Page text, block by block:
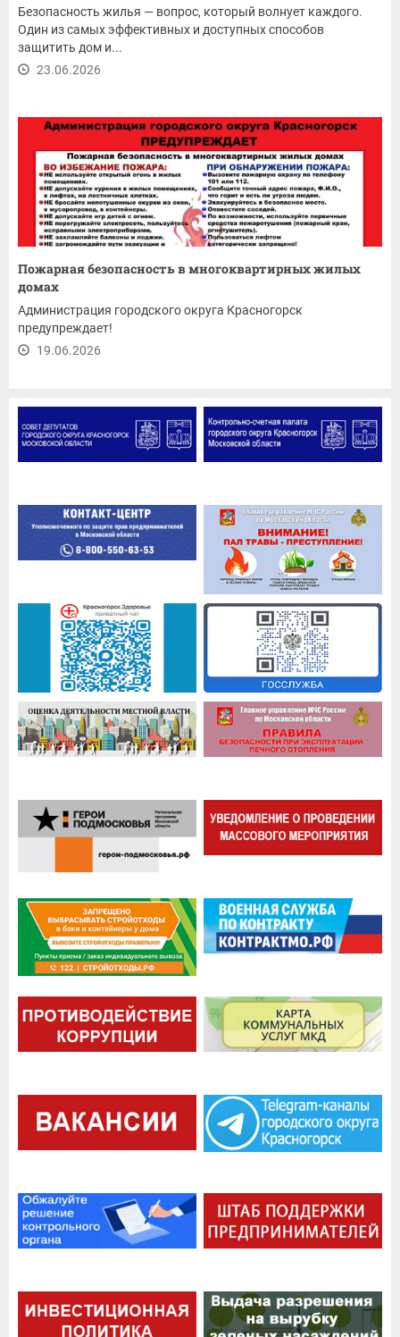
Безопасность жилья — вопрос, который волнует каждого.
Один из самых эффективных и доступных способов
защитить дом и...
23.06.2026
Пожарная безопасность в многоквартирных жилых
домах
Администрация городского округа Красногорск
предупреждает!
19.06.2026